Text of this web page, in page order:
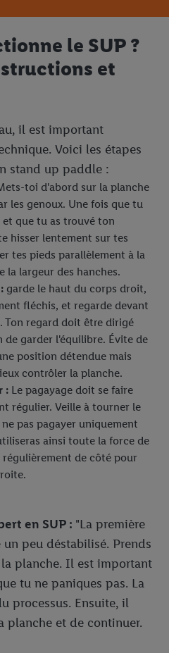
le SUP ?
et
il est important
Voici les étapes
stand up paddle :
toi d'abord sur la planche
les genoux. Une fois que tu
et que tu as trouvé ton
hisser lentement sur tes
tes pieds parallèlement à la
la largeur des hanches.
garde le haut du corps droit,
fléchis, et regarde devant
Ton regard doit être dirigé
de garder l'équilibre. Évite de
position détendue mais
contrôler la planche.
: Le pagayage doit se faire
régulier. Veille à tourner le
pas pagayer uniquement
ainsi toute la force de
de côté pour
en SUP : "La première
peu déstabilisé. Prends
planche. Il est important
tu ne paniques pas. La
processus. Ensuite, il
planche et de continuer.